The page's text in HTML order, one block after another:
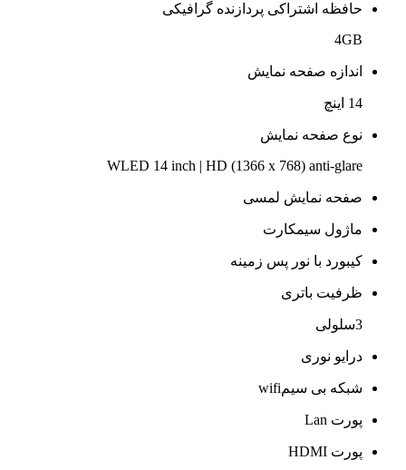
حافظه اشتراکی پردازنده گرافیکی
4GB
اندازه صفحه نمایش
14 اینچ
نوع صفحه نمایش
WLED 14 inch | HD (1366 x 768) anti-glare
صفحه نمایش لمسی
ماژول سیمکارت
کیبورد با نور پس زمینه
ظرفیت باتری
3سلولی
درایو نوری
شبکه بی سیمwifi
پورت Lan
پورت HDMI